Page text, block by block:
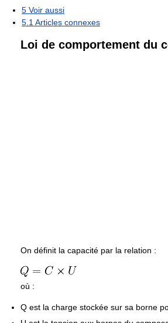
5 Voir aussi
5.1Articles connexes
Loi de comportement du
On définit la capacité par la relation :
où :
Q est la charge stockée sur sa borne